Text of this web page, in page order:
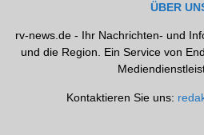
ÜBER
rv-news.de - Ihr Nachrichten- und
und die Region. Ein Service von
Kontaktieren Sie uns: